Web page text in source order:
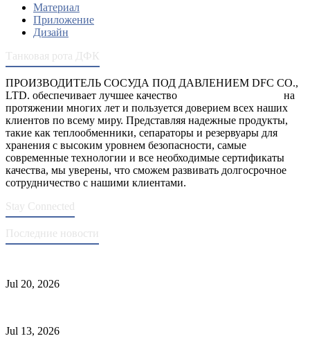
Материал
Приложение
Дизайн
Танковая рота ДФК
ПРОИЗВОДИТЕЛЬ СОСУДА ПОД ДАВЛЕНИЕМ DFC CO.,
LTD. обеспечивает лучшее качество
на
протяжении многих лет и пользуется доверием всех наших
клиентов по всему миру. Представляя надежные продукты,
такие как теплообменники, сепараторы и резервуары для
хранения с высоким уровнем безопасности, самые
современные технологии и все необходимые сертификаты
качества, мы уверены, что сможем развивать долгосрочное
сотрудничество с нашими клиентами.
Stay Connected
Последние новости
Jul 20, 2026
Jul 13, 2026